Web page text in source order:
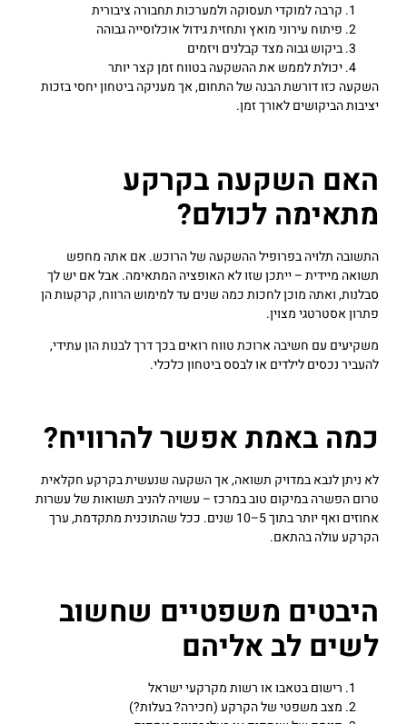
קרבה למוקדי תעסוקה ולמערכות תחבורה ציבורית
פיתוח עירוני מואץ ותחזית גידול אוכלוסייה גבוהה
ביקוש גבוה מצד קבלנים ויזמים
יכולת לממש את ההשקעה בטווח זמן קצר יותר
השקעה כזו דורשת הבנה של התחום, אך מעניקה ביטחון יחסי בזכות
יציבות הביקושים לאורך זמן.
האם השקעה בקרקע
מתאימה לכולם?
התשובה תלויה בפרופיל ההשקעה של הרוכש. אם אתה מחפש
תשואה מיידית – ייתכן שזו לא האופציה המתאימה. אבל אם יש לך
סבלנות, ואתה מוכן לחכות כמה שנים עד למימוש הרווח, קרקעות הן
פתרון אסטרטגי מצוין.
משקיעים עם חשיבה ארוכת טווח רואים בכך דרך לבנות הון עתידי,
להעביר נכסים לילדים או לבסס ביטחון כלכלי.
כמה באמת אפשר להרוויח?
לא ניתן לנבא במדויק תשואה, אך השקעה שנעשית בקרקע חקלאית
טרום הפשרה במיקום טוב במרכז – עשויה להניב תשואות של עשרות
אחוזים ואף יותר בתוך 5–10 שנים. ככל שהתוכנית מתקדמת, ערך
הקרקע עולה בהתאם.
היבטים משפטיים שחשוב
לשים לב אליהם
רישום בטאבו או רשות מקרקעי ישראל
מצב משפטי של הקרקע (חכירה? בעלות?)